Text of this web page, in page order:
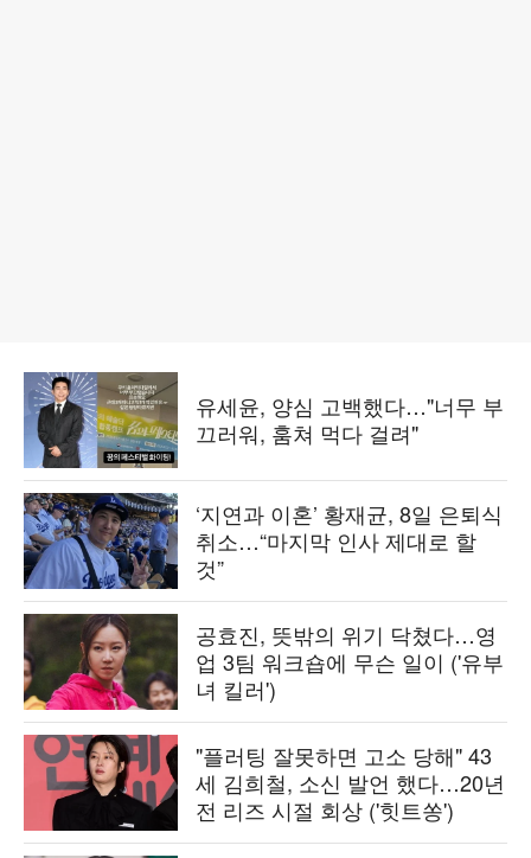
유세윤, 양심 고백했다…"너무 부
끄러워, 훔쳐 먹다 걸려"
‘지연과 이혼’ 황재균, 8일 은퇴식
취소…“마지막 인사 제대로 할
것”
공효진, 뜻밖의 위기 닥쳤다…영
업 3팀 워크숍에 무슨 일이 ('유부
녀 킬러')
"플러팅 잘못하면 고소 당해" 43
세 김희철, 소신 발언 했다…20년
전 리즈 시절 회상 ('힛트쏭')